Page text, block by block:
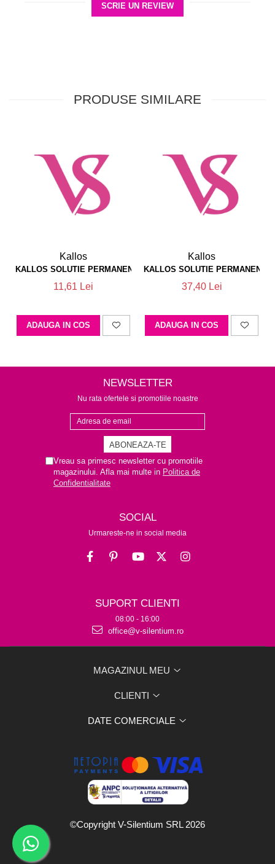
SCRIE UN REVIEW
PRODUSE SIMILARE
Kallos
KALLOS SOLUTIE PERMANENTA  0
11,61 Lei
ADAUGA IN COS
Kallos
KALLOS SOLUTIE PERMANENTA 
37,40 Lei
ADAUGA IN COS
NEWSLETTER
Nu rata ofertele si promotiile noastre
Vreau sa primesc newsletter cu promotiile
magazinului. Afla mai multe in Politica de
Confidentialitate
SOCIAL
Urmareste-ne in social media
SUPORT CLIENTI
08:00 - 16:00
office@v-silentium.ro
MAGAZINUL MEU
CLIENTI
DATE COMERCIALE
©Copyright V-Silentium SRL 2026